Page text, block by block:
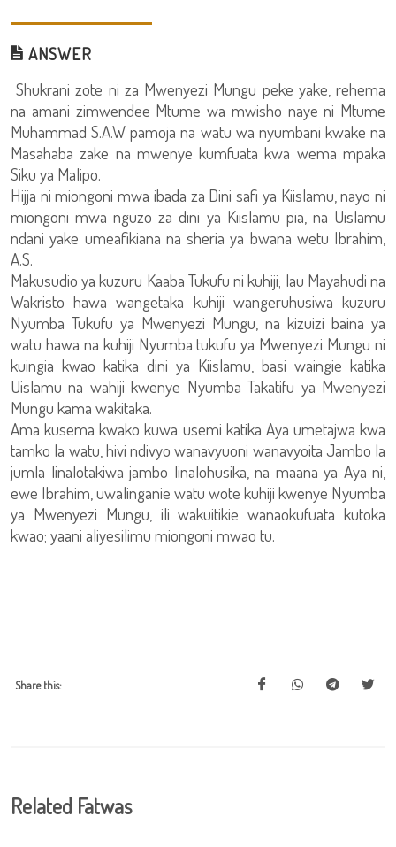
ANSWER
Shukrani zote ni za Mwenyezi Mungu peke yake, rehema
na amani zimwendee Mtume wa mwisho naye ni Mtume
Muhammad S.A.W pamoja na watu wa nyumbani kwake na
Masahaba zake na mwenye kumfuata kwa wema mpaka
Siku ya Malipo.
Hijja ni miongoni mwa ibada za Dini safi ya Kiislamu, nayo ni
miongoni mwa nguzo za dini ya Kiislamu pia, na Uislamu
ndani yake umeafikiana na sheria ya bwana wetu Ibrahim,
A.S.
Makusudio ya kuzuru Kaaba Tukufu ni kuhiji; lau Mayahudi na
Wakristo hawa wangetaka kuhiji wangeruhusiwa kuzuru
Nyumba Tukufu ya Mwenyezi Mungu, na kizuizi baina ya
watu hawa na kuhiji Nyumba tukufu ya Mwenyezi Mungu ni
kuingia kwao katika dini ya Kiislamu, basi waingie katika
Uislamu na wahiji kwenye Nyumba Takatifu ya Mwenyezi
Mungu kama wakitaka.
Ama kusema kwako kuwa usemi katika Aya umetajwa kwa
tamko la watu, hivi ndivyo wanavyuoni wanavyoita Jambo la
jumla linalotakiwa jambo linalohusika, na maana ya Aya ni,
ewe Ibrahim, uwalinganie watu wote kuhiji kwenye Nyumba
ya Mwenyezi Mungu, ili wakuitikie wanaokufuata kutoka
kwao; yaani aliyesilimu miongoni mwao tu.
Share this:
Related Fatwas